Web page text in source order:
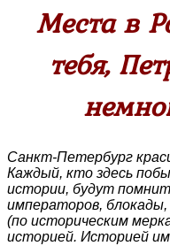
Места в
тебя,
Санкт-Петербург
Каждый, кто здесь
истории, будут
императоров,
(по историческим
историей. Историей